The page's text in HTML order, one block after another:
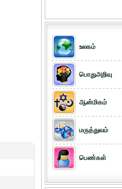
உலகம்
பொதுஅறிவு
ஆன்மிகம்
மருத்துவம்
பெண்கள்